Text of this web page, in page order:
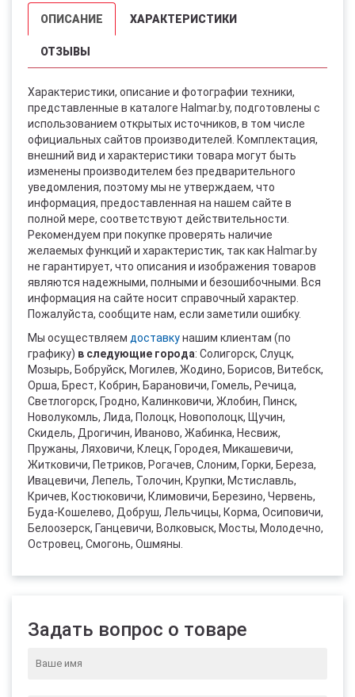
ОПИСАНИЕ ХАРАКТЕРИСТИКИ
ОТЗЫВЫ
Характеристики, описание и фотографии техники,
представленные в каталоге Halmar.by, подготовлены с
использованием открытых источников, в том числе
официальных сайтов производителей. Комплектация,
внешний вид и характеристики товара могут быть
изменены производителем без предварительного
уведомления, поэтому мы не утверждаем, что
информация, предоставленная на нашем сайте в
полной мере, соответствуют действительности.
Рекомендуем при покупке проверять наличие
желаемых функций и характеристик, так как Halmar.by
не гарантирует, что описания и изображения товаров
являются надежными, полными и безошибочными. Вся
информация на сайте носит справочный характер.
Пожалуйста, сообщите нам, если заметили ошибку.
Мы осуществляем доставкунашим клиентам (по
графику) в следующие города: Солигорск, Слуцк,
Мозырь, Бобруйск, Могилев, Жодино, Борисов, Витебск,
Орша, Брест, Кобрин, Барановичи, Гомель, Речица,
Светлогорск, Гродно, Калинковичи, Жлобин, Пинск,
Новолукомль, Лида, Полоцк, Новополоцк, Щучин,
Скидель, Дрогичин, Иваново, Жабинка, Несвиж,
Пружаны, Ляховичи, Клецк, Городея, Микашевичи,
Житковичи, Петриков, Рогачев, Слоним, Горки, Береза,
Ивацевичи, Лепель, Толочин, Крупки, Мстиславль,
Кричев, Костюковичи, Климовичи, Березино, Червень,
Буда-Кошелево, Добруш, Лельчицы, Корма, Осиповичи,
Белоозерск, Ганцевичи, Волковыск, Мосты, Молодечно,
Островец, Смогонь, Ошмяны.
Задать вопрос о товаре